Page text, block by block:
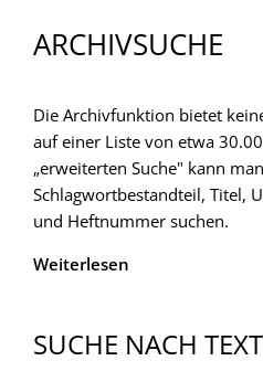
ARCHIVSUCHE
Die Archivfunktion bietet
auf einer Liste von etwa
„erweiterten Suche" kann
Schlagwortbestandteil, Titel,
und Heftnummer suchen.
Weiterlesen
SUCHE NACH